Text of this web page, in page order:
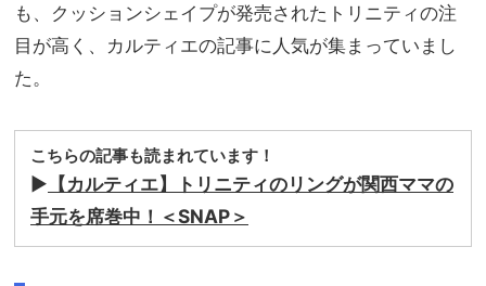
も、クッションシェイプが発売されたトリニティの注
目が高く、カルティエの記事に人気が集まっていまし
た。
こちらの記事も読まれています！
▶ 【カルティエ】トリニティのリングが関西ママの
手元を席巻中！＜SNAP＞